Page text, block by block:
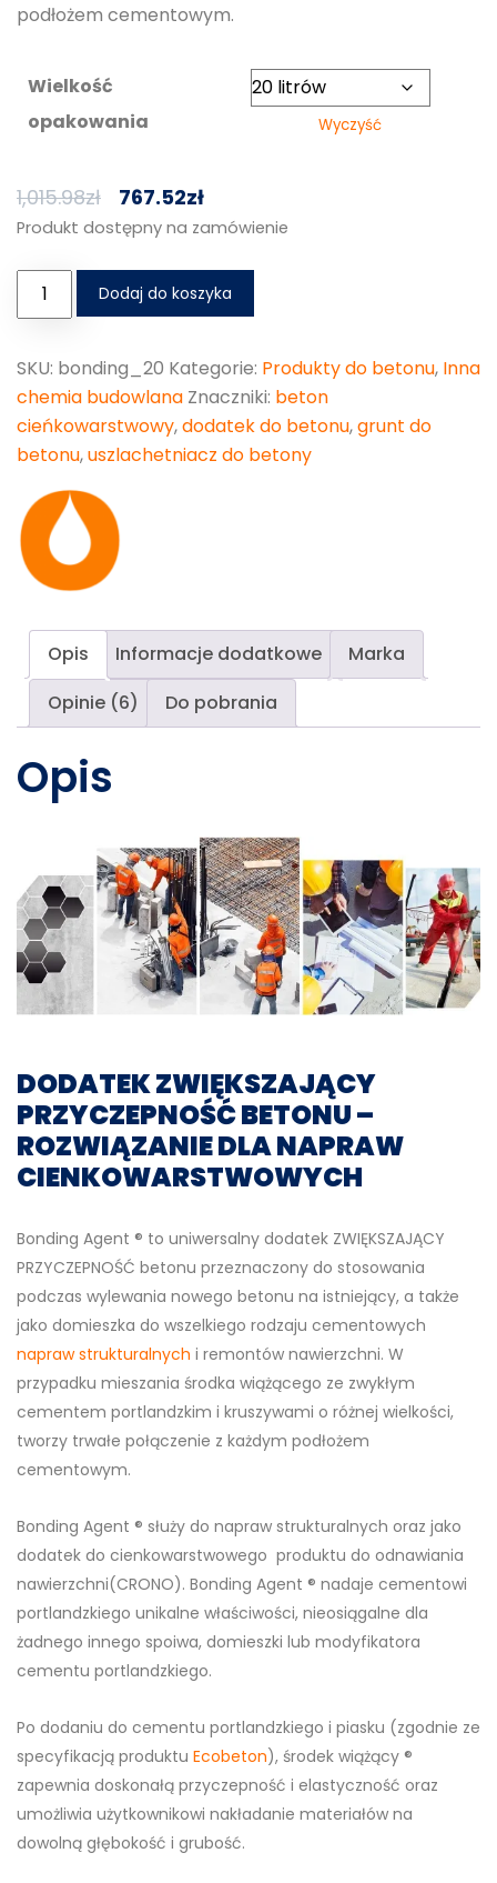
podłożem cementowym.
Wielkość
opakowania
Wyczyść
1,015.98zł 767.52zł
Produkt dostępny na zamówienie
Dodaj do koszyka
SKU: bonding_20 Kategorie: Produkty do betonu, Inna
chemia budowlana Znaczniki: beton
cieńkowarstwowy,dodatek do betonu,grunt do
betonu,uszlachetniacz do betony
Opis Informacje dodatkowe
Marka
Opinie (6)
Do pobrania
Opis
DODATEK ZWIĘKSZAJĄCY
PRZYCZEPNOŚĆ BETONU –
ROZWIĄZANIE DLA NAPRAW
CIENKOWARSTWOWYCH
Bonding Agent ® to uniwersalny dodatek ZWIĘKSZAJĄCY
PRZYCZEPNOŚĆ betonu przeznaczony do stosowania
podczas wylewania nowego betonu na istniejący, a także
jako domieszka do wszelkiego rodzaju cementowych
napraw strukturalnych i remontów nawierzchni. W
przypadku mieszania środka wiążącego ze zwykłym
cementem portlandzkim i kruszywami o różnej wielkości,
tworzy trwałe połączenie z każdym podłożem
cementowym.
Bonding Agent ® służy do napraw strukturalnych oraz jako
dodatek do cienkowarstwowego produktu do odnawiania
nawierzchni(CRONO). Bonding Agent ® nadaje cementowi
portlandzkiego unikalne właściwości, nieosiągalne dla
żadnego innego spoiwa, domieszki lub modyfikatora
cementu portlandzkiego.
Po dodaniu do cementu portlandzkiego i piasku (zgodnie ze
specyfikacją produktu Ecobeton), środek wiążący ®
zapewnia doskonałą przyczepność i elastyczność oraz
umożliwia użytkownikowi nakładanie materiałów na
dowolną głębokość i grubość.